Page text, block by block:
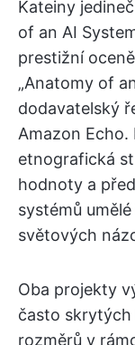
Kateiny
of an AI
prestižní
„Anatomy of
dodavatelský
Amazon Echo.
etnografická
hodnoty a
systémů
světových
Oba projekty
často
rozměrů v